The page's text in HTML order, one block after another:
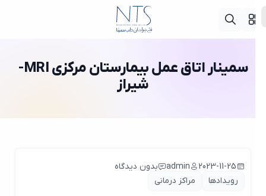
سمینار اتاق عمل بیمارستان مرکزی MRI-
شیراز
2023-11-25
admin
بدون دیدگاه
رویدادها
مراکز درمانی